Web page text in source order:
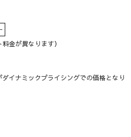
金が異なります）
イナミックプライシングでの価格となり